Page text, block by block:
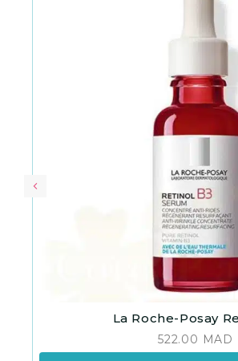
La Roche-Posay
522.00 MAD